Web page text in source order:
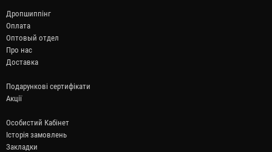
Дропшиппінг
Оплата
Оптовый отдел
Про нас
Доставка
Подарункові сертифікати
Акції
Особистий Кабінет
Історія замовлень
Закладки